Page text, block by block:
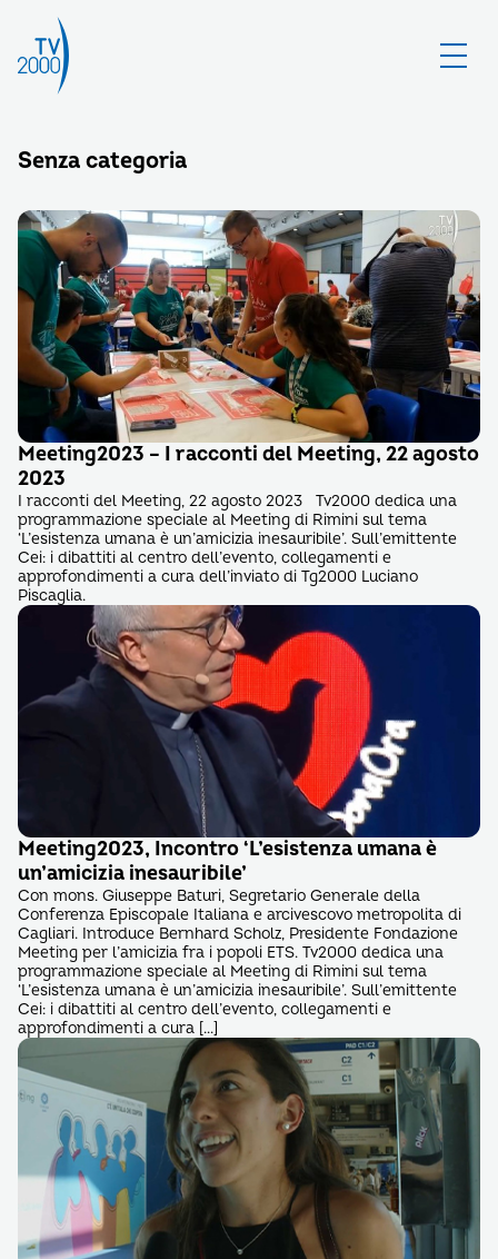
Senza categoria
Meeting2023 – I racconti del Meeting, 22 agosto
2023
I racconti del Meeting, 22 agosto 2023 Tv2000 dedica una
programmazione speciale al Meeting di Rimini sul tema
‘L’esistenza umana è un’amicizia inesauribile’. Sull’emittente
Cei: i dibattiti al centro dell’evento, collegamenti e
approfondimenti a cura dell’inviato di Tg2000 Luciano
Piscaglia.
Meeting2023, Incontro ‘L’esistenza umana è
un’amicizia inesauribile’
Con mons. Giuseppe Baturi, Segretario Generale della
Conferenza Episcopale Italiana e arcivescovo metropolita di
Cagliari. Introduce Bernhard Scholz, Presidente Fondazione
Meeting per l’amicizia fra i popoli ETS. Tv2000 dedica una
programmazione speciale al Meeting di Rimini sul tema
‘L’esistenza umana è un’amicizia inesauribile’. Sull’emittente
Cei: i dibattiti al centro dell’evento, collegamenti e
approfondimenti a cura […]